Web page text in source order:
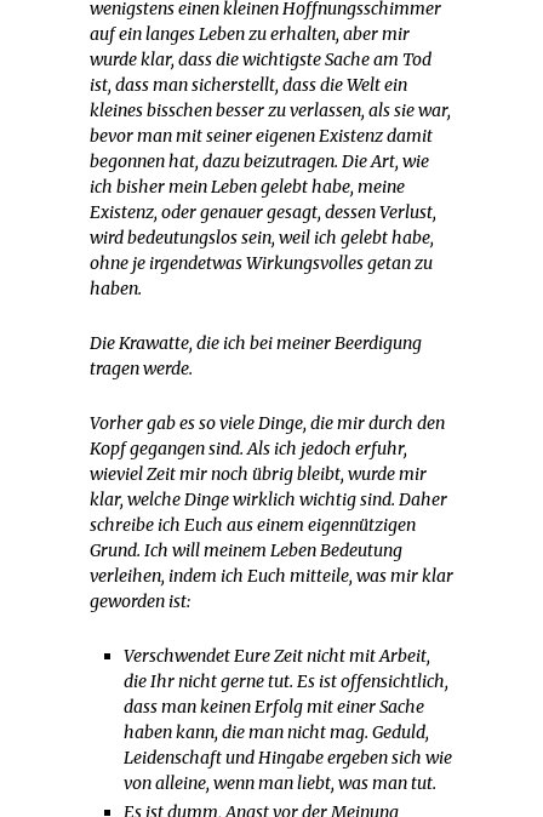
wenigstens einen kleinen Hoffnungsschimmer
auf ein langes Leben zu erhalten, aber mir
wurde klar, dass die wichtigste Sache am Tod
ist, dass man sicherstellt, dass die Welt ein
kleines bisschen besser zu verlassen, als sie war,
bevor man mit seiner eigenen Existenz damit
begonnen hat, dazu beizutragen. Die Art, wie
ich bisher mein Leben gelebt habe, meine
Existenz, oder genauer gesagt, dessen Verlust,
wird bedeutungslos sein, weil ich gelebt habe,
ohne je irgendetwas Wirkungsvolles getan zu
haben.
Die Krawatte, die ich bei meiner Beerdigung
tragen werde.
Vorher gab es so viele Dinge, die mir durch den
Kopf gegangen sind. Als ich jedoch erfuhr,
wieviel Zeit mir noch übrig bleibt, wurde mir
klar, welche Dinge wirklich wichtig sind. Daher
schreibe ich Euch aus einem eigennützigen
Grund. Ich will meinem Leben Bedeutung
verleihen, indem ich Euch mitteile, was mir klar
geworden ist:
Verschwendet Eure Zeit nicht mit Arbeit,
die Ihr nicht gerne tut. Es ist offensichtlich,
dass man keinen Erfolg mit einer Sache
haben kann, die man nicht mag. Geduld,
Leidenschaft und Hingabe ergeben sich wie
von alleine, wenn man liebt, was man tut.
Es ist dumm, Angst vor der Meinung